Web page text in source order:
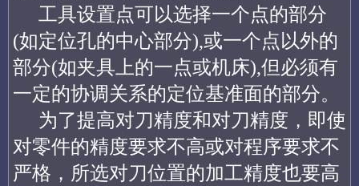
工具设置点可以选择一个点的部分
(如定位孔的中心部分),或一个点以外的
部分(如夹具上的一点或机床),但必须有
一定的协调关系的定位基准面的部分。
为了提高对刀精度和对刀精度，即使
对零件的精度要求不高或对程序要求不
严格，所选对刀位置的加工精度也要高